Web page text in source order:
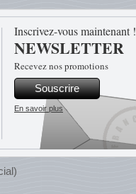
Inscrivez-vous maintenant !
NEWSLETTER
Recevez nos promotions
Souscrire
En savoir plus